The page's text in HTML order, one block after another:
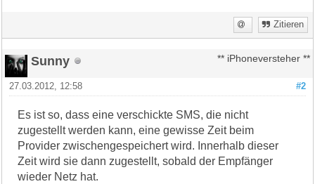
Zitieren
Sunny ** iPhoneversteher **
#2
27.03.2012, 12:58
Es ist so, dass eine verschickte SMS, die nicht
zugestellt werden kann, eine gewisse Zeit beim
Provider zwischengespeichert wird. Innerhalb dieser
Zeit wird sie dann zugestellt, sobald der Empfänger
wieder Netz hat.